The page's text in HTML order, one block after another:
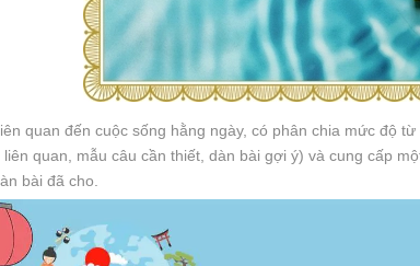
quan đến cuộc sống hằng ngày, có phân chia mức độ
quan, mẫu câu cần thiết, dàn bài gợi ý) và cung cấp
bài đã cho.